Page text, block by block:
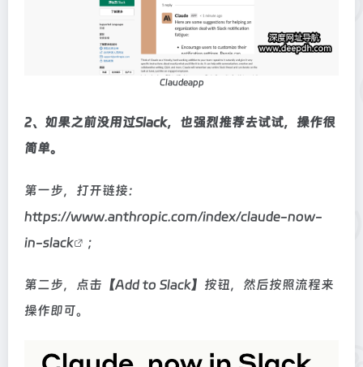
Claudeapp
2、如果之前没用过Slack，也强烈推荐去试试，操作很
简单。
第一步，打开链接：
https://www.anthropic.com/index/claude-now-
in-slack
；
第二步，点击【Add to Slack】按钮，然后按照流程来
操作即可。